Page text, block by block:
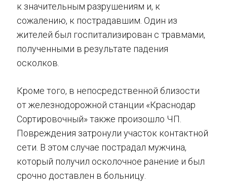
к значительным разрушениям и, к
сожалению, к пострадавшим. Один из
жителей был госпитализирован с травмами,
полученными в результате падения
осколков.
Кроме того, в непосредственной близости
от железнодорожной станции «Краснодар
Сортировочный» также произошло ЧП.
Повреждения затронули участок контактной
сети. В этом случае пострадал мужчина,
который получил осколочное ранение и был
срочно доставлен в больницу.